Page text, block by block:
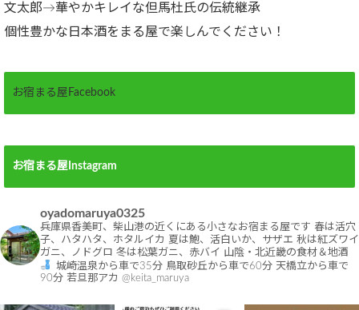
文太郎→華やかキレイな但馬杜氏の伝統継承
個性豊かな日本酒をまる屋で楽しんでください！
お宿まる屋Facebook
お宿まる屋Instagram
oyadomaruya0325
兵庫県香美町、柴山港の近くにある小さなお宿まる屋です 春は活穴
子、ハタハタ、ホタルイカ 夏は鮑、活白いか、サザエ 秋は紅ズワイ
ガニ、ノドグロ 冬は松葉ガニ、赤バイ 山陰・北近畿の食材＆地酒
城崎温泉から車で35分 鳥取砂丘から車で60分 天橋立から車で
90分 若旦那アカ @keita_maruya